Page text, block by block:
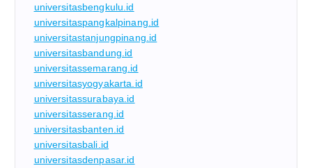
universitasbengkulu.id
universitaspangkalpinang.id
universitastanjungpinang.id
universitasbandung.id
universitassemarang.id
universitasyogyakarta.id
universitassurabaya.id
universitasserang.id
universitasbanten.id
universitasbali.id
universitasdenpasar.id